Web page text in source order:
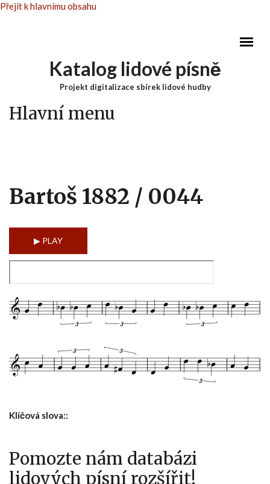
Přejít k hlavnímu obsahu
Katalog lidové písně
Projekt digitalizace sbírek lidové hudby
Hlavní menu
Bartoš 1882 / 0044
Klíčová slova::
Pomozte nám databázi
lidových písní rozšířit!